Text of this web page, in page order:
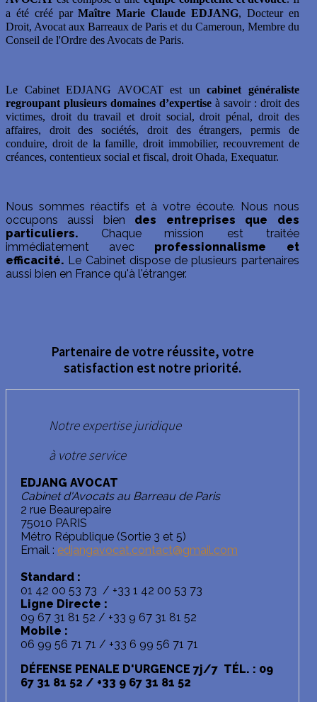
a été créé parMaître Marie Claude EDJANG, Docteur en
Droit, Avocat aux Barreaux de Paris et du Cameroun, Membre du
Conseil de l'Ordre des Avocats de Paris.
Le Cabinet EDJANG AVOCAT est uncabinet généraliste
regroupant plusieurs domaines d’expertiseà savoir : droit des
victimes, droit du travail et droit social, droit pénal, droit des
affaires, droit des sociétés, droit des étrangers, permis de
conduire, droit de la famille, droit immobilier, recouvrement de
créances, contentieux social et fiscal, droit Ohada, Exequatur.
Nous sommes réactifs et à votre écoute. Nous nous
occupons aussi bien des entreprises que des
particuliers. Chaque mission est traitée
immédiatement avec professionnalisme et
efficacité. Le Cabinet dispose de plusieurs partenaires
aussi bien en France qu'à l'étranger.
Partenaire de votre réussite, votre
satisfaction est notre priorité.
Notre expertise juridique
à votre service
EDJANG AVOCAT
Cabinet d'Avocats au Barreau de Paris
2 rue Beaurepaire
75010 PARIS
Métro République (Sortie 3 et 5)
Email : edjangavocat.contact@gmail.com
Standard :
01 42 00 53 73 / +33 1 42 00 53 73
Ligne Directe :
09 67 31 81 52 / +33 9 67 31 81 52
Mobile :
06 99 56 71 71 / +33 6 99 56 71 71
DÉFENSE PENALE D'URGENCE 7j/7 TÉL. : 09
67 31 81 52 / +33 9 67 31 81 52